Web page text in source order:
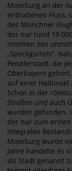
Moosburg an der
enthaltenen Fluss,
des Münchner
der nur rund
inmitten des
„Speckgürtels“.
Pendlerstadt, die
Oberbayern
auf einer Halbinsel
Schon in der
Straßen und auch
wurden gefunden.
der Isar zum
integralen
Moosburg wurde
Jahre handelte es
als Stadt genannt